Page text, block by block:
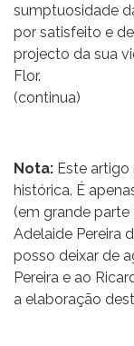
sumptuosidade
por satisfeito e
projecto da sua
Flor.
(continua)
Nota: Este artigo
histórica. É
(em grande
Adelaide Pereira
posso deixar de
Pereira e ao
a elaboração